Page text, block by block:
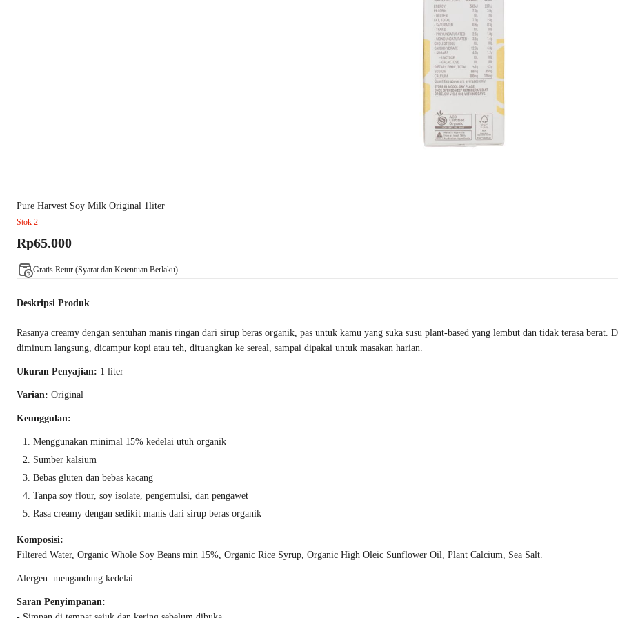
Pure Harvest Soy Milk Original 1liter
Stok 2
Rp65.000
Gratis Retur (Syarat dan Ketentuan Berlaku)
Deskripsi Produk
Rasanya creamy dengan sentuhan manis ringan dari sirup beras organik, pas untuk kamu yang suka susu plant-based yang lembut dan tidak terasa
diminum langsung, dicampur kopi atau teh, dituangkan ke sereal, sampai dipakai untuk masakan harian.
Ukuran Penyajian: 1 liter
Varian: Original
Keunggulan:
Menggunakan minimal 15% kedelai utuh organik
Sumber kalsium
Bebas gluten dan bebas kacang
Tanpa soy flour, soy isolate, pengemulsi, dan pengawet
Rasa creamy dengan sedikit manis dari sirup beras organik
Komposisi:
Filtered Water, Organic Whole Soy Beans min 15%, Organic Rice Syrup, Organic High Oleic Sunflower Oil, Plant Calcium, Sea Salt.
Alergen: mengandung kedelai.
Saran Penyimpanan: